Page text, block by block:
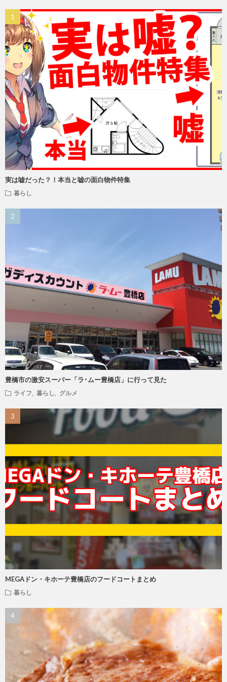
実は嘘だった？！本当と嘘の面白物件特集
暮らし
豊橋市の激安スーパー「ラ･ムー豊橋店」に行って見た
ライフ 暮らし グルメ
MEGAドン・キホーテ豊橋店のフードコートまとめ
暮らし